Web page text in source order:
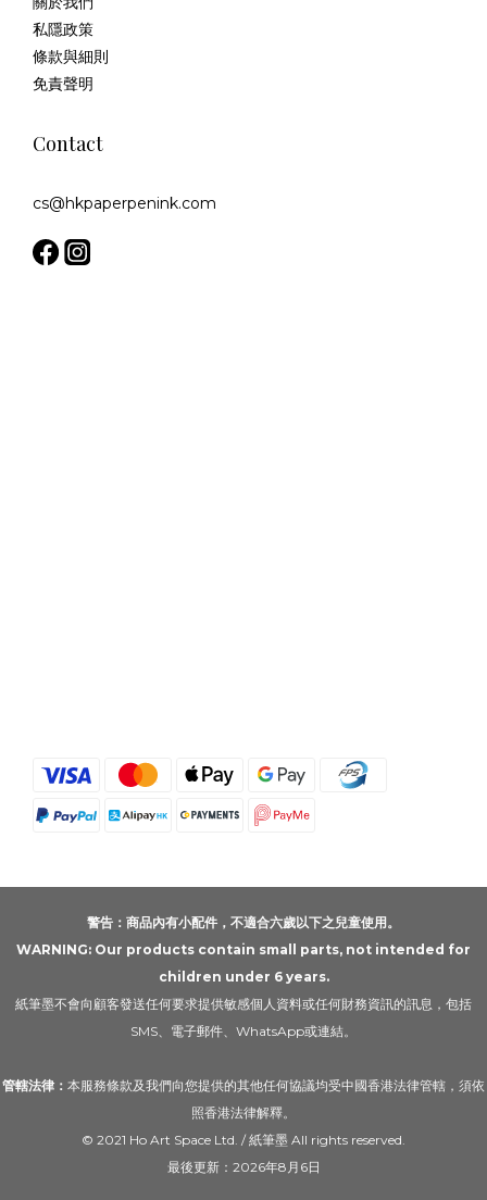
私隱政策
條款與細則
免責聲明
Contact
cs@hkpaperpenink.com
警告：商品內有小配件，不適合六歲以下之兒童使用。
WARNING: Our products contain small parts, not intended for
children under 6 years.
紙筆墨不會向顧客發送任何要求提供敏感個人資料或任何財務資訊的訊息，包括
SMS、電子郵件、WhatsApp或連結。
管轄法律： 本服務條款及我們向您提供的其他任何協議均受中國香港法律管轄，須依
照香港法律解釋。
© 2021 Ho Art Space Ltd. / 紙筆墨 All rights reserved.
最後更新：2026年8月6日